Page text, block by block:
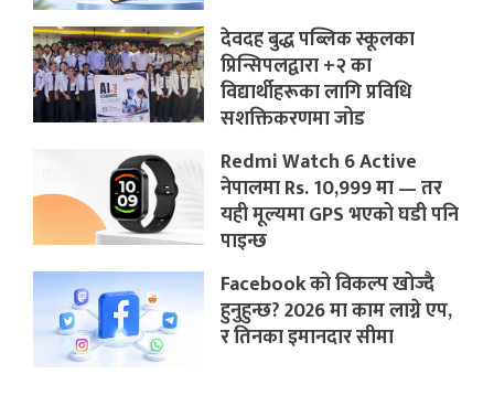
देवदह बुद्ध पब्लिक स्कूलका
प्रिन्सिपलद्वारा +२ का
विद्यार्थीहरूका लागि प्रविधि
सशक्तिकरणमा जोड
Redmi Watch 6 Active
नेपालमा Rs. 10,999 मा — तर
यही मूल्यमा GPS भएको घडी पनि
पाइन्छ
Facebook को विकल्प खोज्दै
हुनुहुन्छ? 2026 मा काम लाग्ने एप,
र तिनका इमानदार सीमा